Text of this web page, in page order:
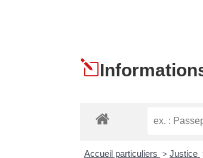
l
Accueil particuliers > Justice